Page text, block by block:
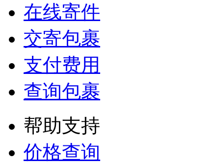
在线寄件
交寄包裹
支付费用
查询包裹
帮助支持
价格查询